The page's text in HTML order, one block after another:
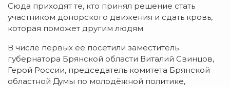
Сюда приходят те, кто принял решение стать
участником донорского движения и сдать кровь,
которая поможет другим людям.
В числе первых ее посетили заместитель
губернатора Брянской области Виталий Свинцов,
Герой России, председатель комитета Брянской
областной Думы по молодёжной политике,